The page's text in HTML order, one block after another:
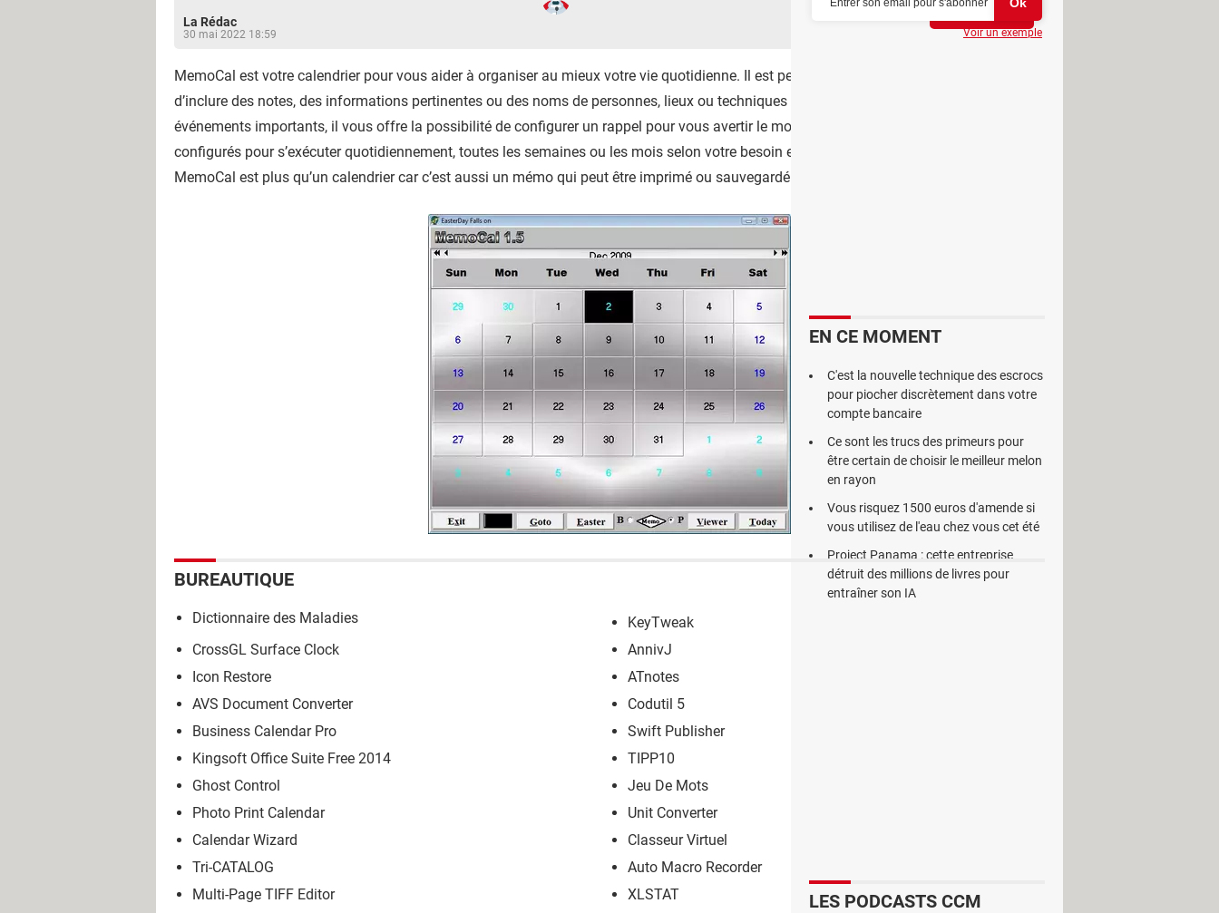
La Rédac
30 mai 2022 18:59
MemoCal est votre calendrier pour vous aider à organiser au mieux votre vie quotidienne. Il est personnalisable ce qui vous permet
d’inclure des notes, des informations pertinentes ou des noms de personnes, lieux ou techniques dans chaque date. Pour vos dates ou
événements importants, il vous offre la possibilité de configurer un rappel pour vous avertir le moment venu. Ces rappels peuvent être
configurés pour s’exécuter quotidiennement, toutes les semaines ou les mois selon votre besoin et à une heure précise. En bref,
MemoCal est plus qu’un calendrier car c’est aussi un mémo qui peut être imprimé ou sauvegardé sur le disque.
BUREAUTIQUE
Dictionnaire des Maladies
KeyTweak
CrossGL Surface Clock
AnnivJ
Icon Restore
ATnotes
AVS Document Converter
Codutil 5
Business Calendar Pro
Swift Publisher
Kingsoft Office Suite Free 2014
TIPP10
Ghost Control
Jeu De Mots
Photo Print Calendar
Unit Converter
Calendar Wizard
Classeur Virtuel
Tri-CATALOG
Auto Macro Recorder
Multi-Page TIFF Editor
XLSTAT
Voir un exemple
EN CE MOMENT
C'est la nouvelle technique des escrocs
pour piocher discrètement dans votre
compte bancaire
Ce sont les trucs des primeurs pour
être certain de choisir le meilleur melon
en rayon
Vous risquez 1500 euros d'amende si
vous utilisez de l'eau chez vous cet été
Project Panama : cette entreprise
détruit des millions de livres pour
entraîner son IA
LES PODCASTS CCM